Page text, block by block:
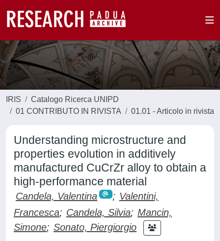
IRIS
Catalogo Ricerca UNIPD
01 CONTRIBUTO IN RIVISTA
01.01 - Articolo in rivista
Understanding microstructure and
properties evolution in additively
manufactured CuCrZr alloy to obtain a
high-performance material
Candela, Valentina ; Valentini,
Francesca; Candela, Silvia; Mancin,
Simone; Sonato, Piergiorgio